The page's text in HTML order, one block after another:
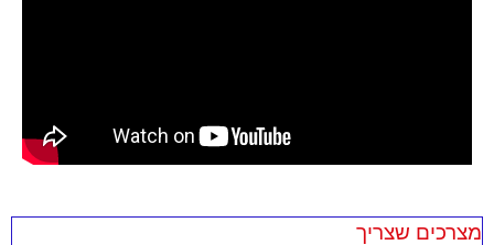
מצרכים שצריך